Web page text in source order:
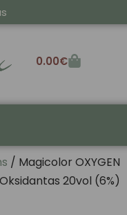
0.00€
/ Magicolor OXYGEN
20vol (6%)